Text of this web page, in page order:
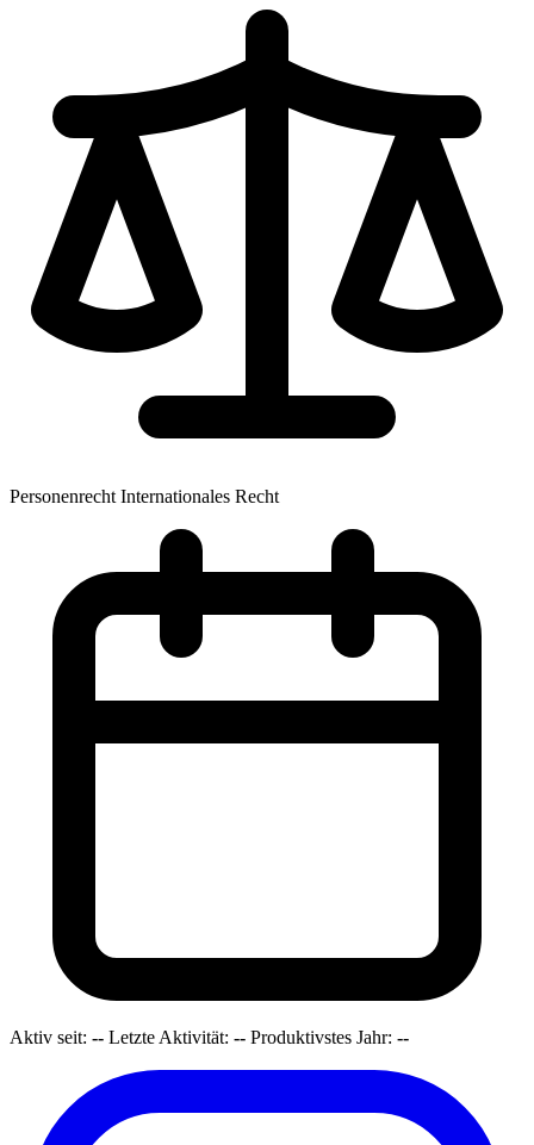
Personenrecht Internationales Recht
Aktiv seit: -- Letzte Aktivität: -- Produktivstes Jahr: --